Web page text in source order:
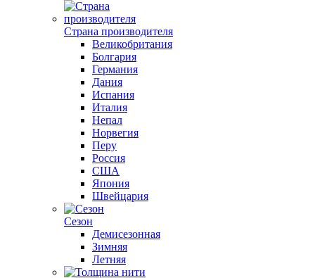
Страна производителя
Великобритания
Болгария
Германия
Дания
Испания
Италия
Непал
Норвегия
Перу
Россия
США
Япония
Швейцария
Сезон
Демисезонная
Зимняя
Летняя